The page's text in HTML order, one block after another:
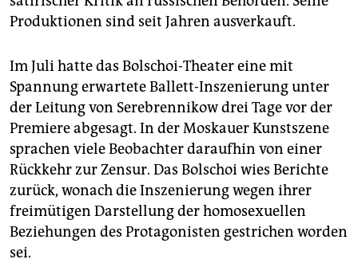
Produktionen sind seit Jahren ausverkauft.
Im Juli hatte das Bolschoi-Theater eine mit
Spannung erwartete Ballett-Inszenierung unter
der Leitung von Serebrennikow drei Tage vor der
Premiere abgesagt. In der Moskauer Kunstszene
sprachen viele Beobachter daraufhin von einer
Rückkehr zur Zensur. Das Bolschoi wies Berichte
zurück, wonach die Inszenierung wegen ihrer
freimütigen Darstellung der homosexuellen
Beziehungen des Protagonisten gestrichen worden
sei.